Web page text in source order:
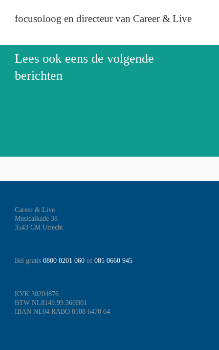
focusoloog en directeur van Career & Live
Lees ook eens de volgende
berichten
Boek
de
op
de
klaarstaat
het
Career & Live
Musicalkade 38
3543 CM Utrecht
Bel gratis 0800 0201 060 of 085 0660 945
KVK 30204876
BTW NL8149.99.360B01
IBAN NL04 RABO 0108 6470 64